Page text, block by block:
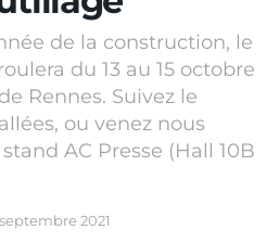
de la construction, le
du 13 au 15 octobre
Rennes. Suivez le
ou venez nous
AC Presse (Hall 10B
2021